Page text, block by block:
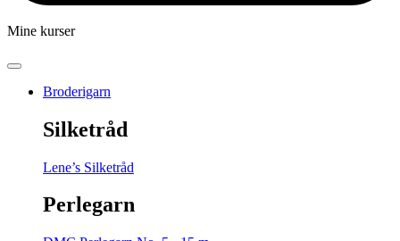
Mine kurser
Broderigarn
Silketråd
Lene’s Silketråd
Perlegarn